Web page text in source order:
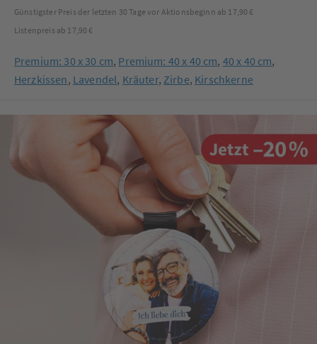
Günstigster Preis der letzten 30 Tage vor Aktionsbeginn ab 17,90 €
Listenpreis ab 17,90 €
Premium: 30 x 30 cm, Premium: 40 x 40 cm, 40 x 40 cm,
Herzkissen, Lavendel, Kräuter, Zirbe, Kirschkerne